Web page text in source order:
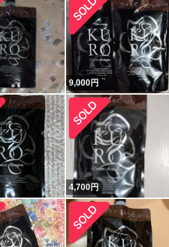
9,000円
4,700円